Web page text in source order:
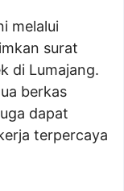
melalui
surat
di Lumajang.
berkas
dapat
terpercaya